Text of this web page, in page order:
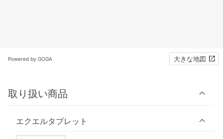
Powered by GOGA 大きな地図
取り扱い商品
エクエルタブレット